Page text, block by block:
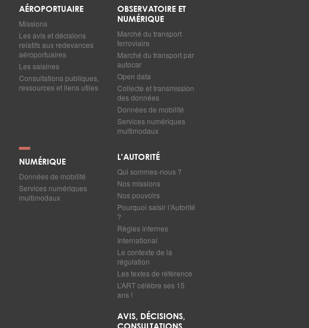
AÉROPORTUAIRE
Missions
Les avis et décisions
relatifs aux redevances
aéroportuaires
Les saisines
Consultations publiques,
ressources et liens utiles
OBSERVATOIRE ET
NUMÉRIQUE
Marché du transport
ferroviaire
Marché du transport par
autocar
Open data
Collecte et transmission
des données
Données de mobilité
Services numériques
multimodaux
NUMÉRIQUE
Données de mobilité
Services numériques
multimodaux
L’AUTORITÉ
Qui sommes-nous ?
Nos missions
Nos pouvoirs
Pourquoi saisir l’Autorité
?
Règles internes
International
Le contexte de la
régulation
Les textes de référence
L’ART célèbre ses 15
ans !
AVIS, DÉCISIONS,